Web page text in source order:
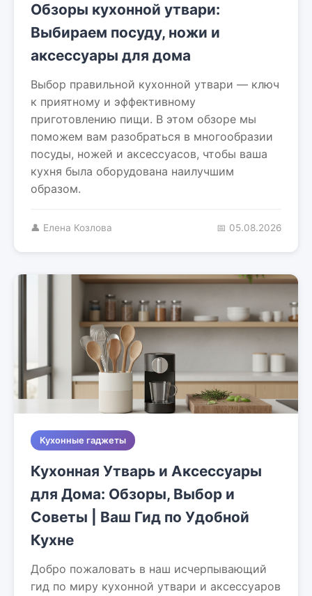
Обзоры кухонной утвари:
Выбираем посуду, ножи и
аксессуары для дома
Выбор правильной кухонной утвари — ключ
к приятному и эффективному
приготовлению пищи. В этом обзоре мы
поможем вам разобраться в многообразии
посуды, ножей и аксессуасов, чтобы ваша
кухня была оборудована наилучшим
образом.
👤 Елена Козлова 📅 05.08.2026
Кухонные гаджеты
Кухонная Утварь и Аксессуары
для Дома: Обзоры, Выбор и
Советы | Ваш Гид по Удобной
Кухне
Добро пожаловать в наш исчерпывающий
гид по миру кухонной утвари и аксессуаров